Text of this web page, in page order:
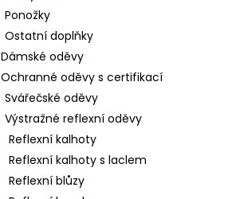
Ponožky
Ostatní doplňky
Dámské oděvy
Ochranné oděvy s certifikací
Svářečské oděvy
Výstražné reflexní oděvy
Reflexní kalhoty
Reflexní kalhoty s laclem
Reflexní blůzy